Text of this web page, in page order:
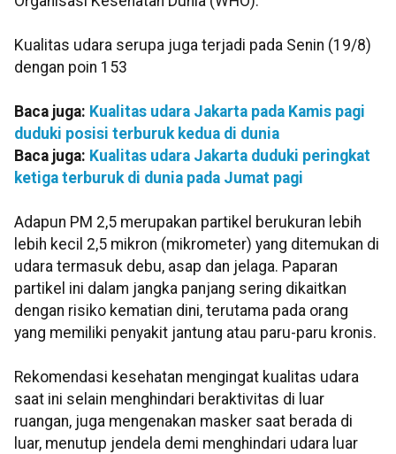
Kualitas udara serupa juga terjadi pada Senin (19/8)
dengan poin 153
Baca juga: Kualitas udara Jakarta pada Kamis pagi
duduki posisi terburuk kedua di dunia
Baca juga: Kualitas udara Jakarta duduki peringkat
ketiga terburuk di dunia pada Jumat pagi
Adapun PM 2,5 merupakan partikel berukuran lebih
lebih kecil 2,5 mikron (mikrometer) yang ditemukan di
udara termasuk debu, asap dan jelaga. Paparan
partikel ini dalam jangka panjang sering dikaitkan
dengan risiko kematian dini, terutama pada orang
yang memiliki penyakit jantung atau paru-paru kronis.
Rekomendasi kesehatan mengingat kualitas udara
saat ini selain menghindari beraktivitas di luar
ruangan, juga mengenakan masker saat berada di
luar, menutup jendela demi menghindari udara luar